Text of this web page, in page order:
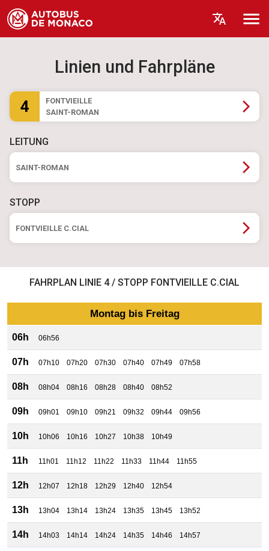
Linien und Fahrpläne
4
FONTVIEILLE
SAINT-ROMAN
LEITUNG
SAINT-ROMAN
STOPP
FONTVIEILLE C.CIAL
FAHRPLAN LINIE 4 / STOPP FONTVIEILLE C.CIAL
Montag bis Freitag
06h 06h56
07h 07h10 07h20 07h30 07h40 07h49 07h58
08h 08h04 08h16 08h28 08h40 08h52
09h 09h01 09h10 09h21 09h32 09h44 09h56
10h 10h06 10h16 10h27 10h38 10h49
11h 11h01 11h12 11h22 11h33 11h44 11h55
12h 12h07 12h18 12h29 12h40 12h54
13h 13h04 13h14 13h24 13h35 13h45 13h52
14h 14h03 14h14 14h24 14h35 14h46 14h57